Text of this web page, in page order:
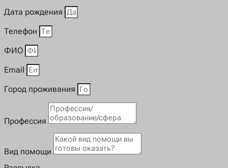
Дата рождения
Телефон
ФИО
Email
Город проживания
Профессия
Вид помощи